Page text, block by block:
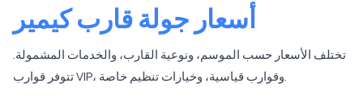
أسعار جولة قارب كيمير
تختلف الأسعار حسب الموسم، ونوعية القارب، والخدمات المشمولة.
تتوفر قوارب VIP، وقوارب قياسية، وخيارات تنظيم خاصة.